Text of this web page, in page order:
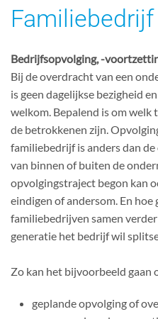
Familiebedrijf
Bedrijfsopvolging, -
Bij de overdracht van een
is geen dagelijkse bezigheid
welkom. Bepalend is om
de betrokkenen zijn.
familiebedrijf is anders dan
van binnen of buiten de
opvolgingstraject begon kan
eindigen of andersom. En hoe
familiebedrijven samen
generatie het bedrijf wil
Zo kan het bijvoorbeeld gaan
geplande opvolging of